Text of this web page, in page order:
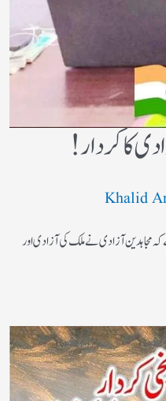
کا کردار!
Khalid
کہ مجاہدین آزادی نے ملک کی آزادی اور